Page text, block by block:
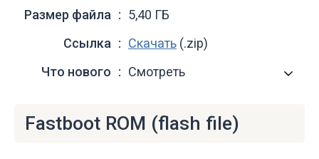
Размер файла
5,40 ГБ
Ссылка
Скачать (.zip)
Что нового
Смотреть
Fastboot ROM (flash file)